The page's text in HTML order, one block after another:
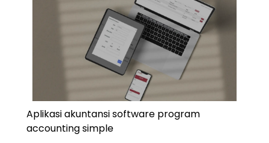
Aplikasi akuntansi software program
accounting simple